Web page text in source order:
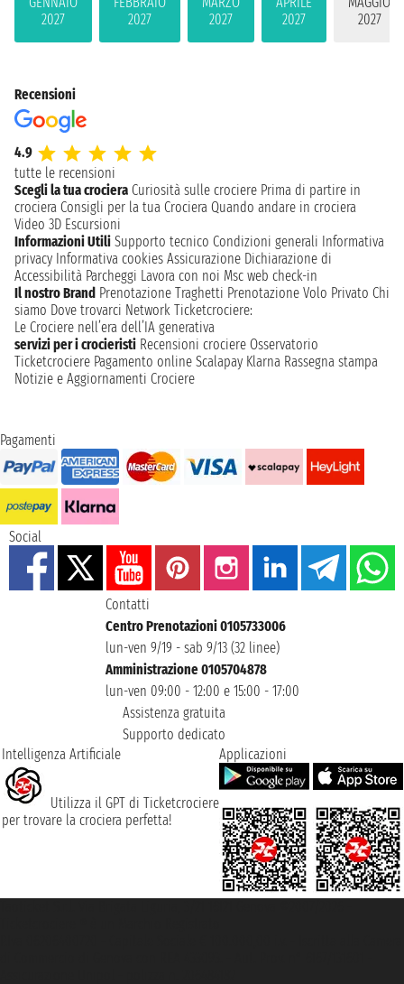
2027
2027
2027
2027
2027
Recensioni
4.9
tutte le recensioni
Scegli la tua crociera Curiosità sulle crociere Prima di partire in
crociera Consigli per la tua Crociera Quando andare in crociera
Video 3D Escursioni
Informazioni Utili Supporto tecnico Condizioni generali Informativa
privacy Informativa cookies Assicurazione Dichiarazione di
Accessibilità Parcheggi Lavora con noi Msc web check-in
Il nostro Brand Prenotazione Traghetti Prenotazione Volo Privato Chi
siamo Dove trovarci Network Ticketcrociere:
Le Crociere nell’era dell’IA generativa
servizi per i crocieristi Recensioni crociere Osservatorio
Ticketcrociere Pagamento online Scalapay Klarna Rassegna stampa
Notizie e Aggiornamenti Crociere
Pagamenti
Social
Contatti
Centro Prenotazioni 0105733006
lun-ven 9/19 - sab 9/13 (32 linee)
Amministrazione 0105704878
lun-ven 09:00 - 12:00 e 15:00 - 17:00
Assistenza gratuita
Supporto dedicato
Intelligenza Artificiale
Utilizza il GPT di Ticketcrociere
per trovare la crociera perfetta!
Applicazioni